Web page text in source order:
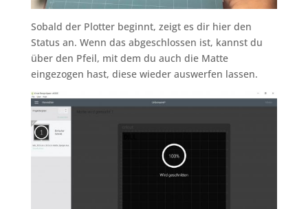
Sobald der Plotter beginnt, zeigt es dir hier den
Status an. Wenn das abgeschlossen ist, kannst du
über den Pfeil, mit dem du auch die Matte
eingezogen hast, diese wieder auswerfen lassen.